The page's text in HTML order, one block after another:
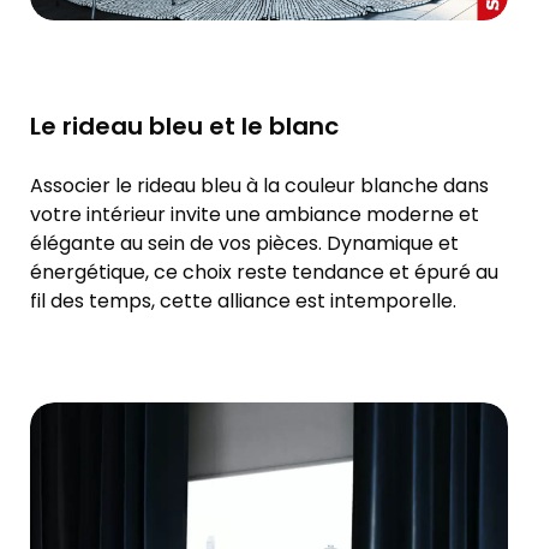
Le rideau bleu et le blanc
Associer le rideau bleu à la couleur blanche dans
votre intérieur invite une ambiance moderne et
élégante au sein de vos pièces. Dynamique et
énergétique, ce choix reste tendance et épuré au
fil des temps, cette alliance est intemporelle.